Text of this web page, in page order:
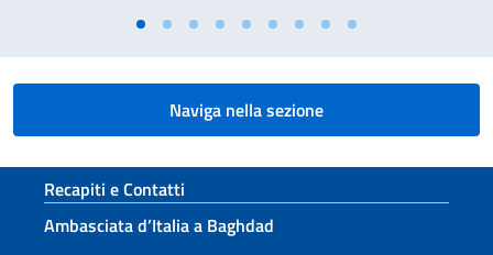
Naviga nella sezione
Sezione footer
Recapiti e Contatti
Ambasciata d’Italia a Baghdad